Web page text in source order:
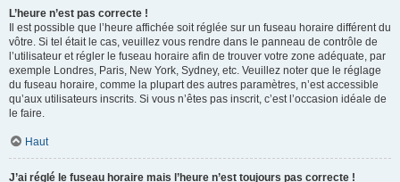
L’heure n’est pas correcte !
Il est possible que l’heure affichée soit réglée sur un fuseau horaire différent du
vôtre. Si tel était le cas, veuillez vous rendre dans le panneau de contrôle de
l’utilisateur et régler le fuseau horaire afin de trouver votre zone adéquate, par
exemple Londres, Paris, New York, Sydney, etc. Veuillez noter que le réglage
du fuseau horaire, comme la plupart des autres paramètres, n’est accessible
qu’aux utilisateurs inscrits. Si vous n’êtes pas inscrit, c’est l’occasion idéale de
le faire.
Haut
J’ai réglé le fuseau horaire mais l’heure n’est toujours pas correcte !